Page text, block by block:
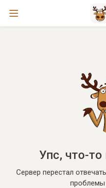
Упс, что-
Сервер перестал
проблемы